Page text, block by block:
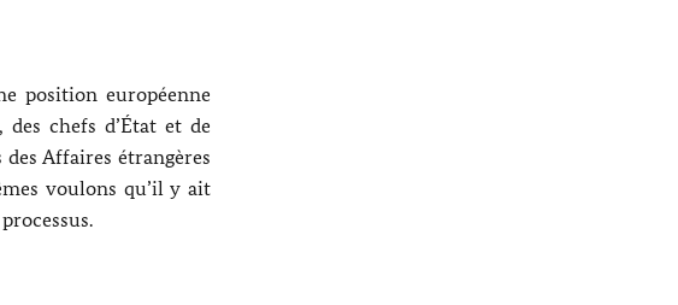
position européenne
chefs d’État et de
Affaires étrangères
voulons qu’il y ait